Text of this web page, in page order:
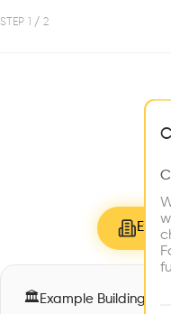
Complexe scolaire de Vigner
Patrick Minder Architectes Sàrl
STEP / 2
🏛 Example Buildings
full